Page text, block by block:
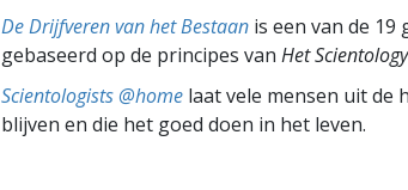
De Drijfveren van het Bestaan is een van de
gebaseerd op de principes van Het
Scientologists @home laat vele mensen uit de
blijven en die het goed doen in het leven.